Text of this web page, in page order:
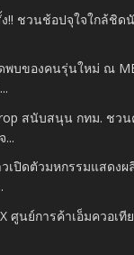
!! ชวนช้อปจุใจใกล้ชิด
พบของคนรุ่นใหม่ ณ
สนับสนุน กทม. ชวน
เปิดตัวมหกรรมแสดง
ศูนย์การค้าเอ็มควอเที